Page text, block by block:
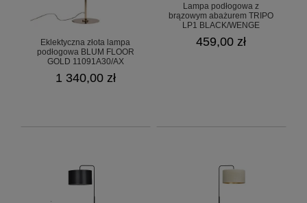
Eklektyczna złota lampa
podłogowa BLUM FLOOR
GOLD 11091A30/AX
1 340,00 zł
Lampa podłogowa z
brązowym abażurem TRIPO
LP1 BLACK/WENGE
459,00 zł